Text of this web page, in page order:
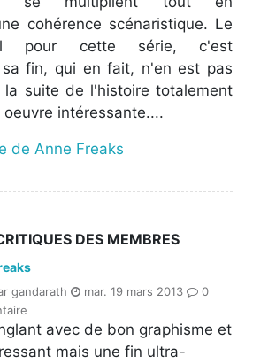
cohérence scénaristique. Le
pour cette série, c'est
sa fin, qui en fait, n'en est pas
la suite de l'histoire totalement
intéressante....
de Anne Freaks
DES MEMBRES
gandarath mar. 19 mars 2013
0
avec de bon graphisme et
mais une fin ultra-